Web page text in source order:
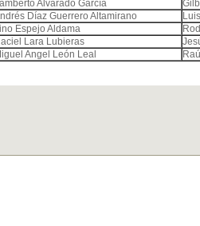
Alvarado García
Díaz Guerrero Altamirano
Espejo Aldama
Lara Lubieras
Angel León Leal